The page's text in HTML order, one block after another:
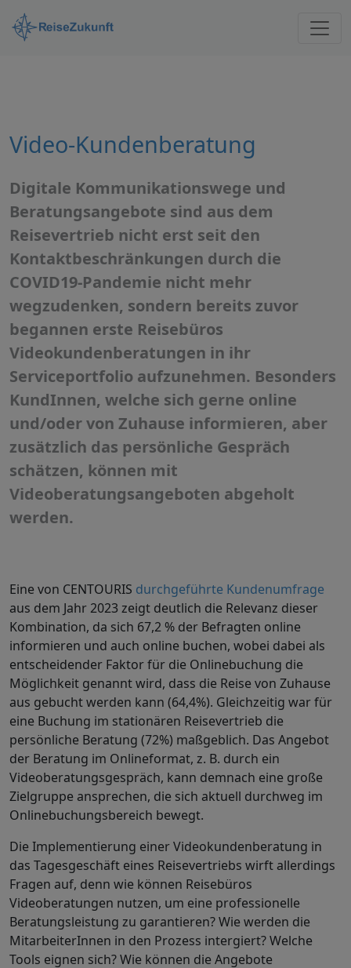
Video-Kundenberatung
Digitale Kommunikationswege und
Beratungsangebote sind aus dem
Reisevertrieb nicht erst seit den
Kontaktbeschränkungen durch die
COVID19-Pandemie nicht mehr
wegzudenken, sondern bereits zuvor
begannen erste Reisebüros
Videokundenberatungen in ihr
Serviceportfolio aufzunehmen. Besonders
KundInnen, welche sich gerne online
und/oder von Zuhause informieren, aber
zusätzlich das persönliche Gespräch
schätzen, können mit
Videoberatungsangeboten abgeholt
werden.
Eine von CENTOURIS durchgeführte Kundenumfrage
aus dem Jahr 2023 zeigt deutlich die Relevanz dieser
Kombination, da sich 67,2 % der Befragten online
informieren und auch online buchen, wobei dabei als
entscheidender Faktor für die Onlinebuchung die
Möglichkeit genannt wird, dass die Reise von Zuhause
aus gebucht werden kann (64,4%). Gleichzeitig war für
eine Buchung im stationären Reisevertrieb die
persönliche Beratung (72%) maßgeblich. Das Angebot
der Beratung im Onlineformat, z. B. durch ein
Videoberatungsgespräch, kann demnach eine große
Zielgruppe ansprechen, die sich aktuell durchweg im
Onlinebuchungsbereich bewegt.
Die Implementierung einer Videokundenberatung in
das Tagesgeschäft eines Reisevertriebs wirft allerdings
Fragen auf, denn wie können Reisebüros
Videoberatungen nutzen, um eine professionelle
Beratungsleistung zu garantieren? Wie werden die
MitarbeiterInnen in den Prozess intergiert? Welche
Tools eignen sich? Wie können die Angebote